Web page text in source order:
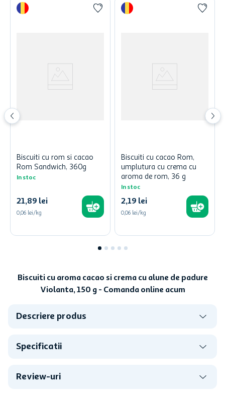
Biscuiti cu rom si cacao
Rom Sandwich, 360g
In stoc
21,89 lei
0,06 lei/kg
Biscuiti cu cacao Rom,
umplutura cu crema cu
aroma de rom, 36 g
In stoc
2,19 lei
0,06 lei/kg
Biscuiti cu aroma cacao si crema cu alune de padure
Violanta, 150 g - Comanda online acum
Descriere produs
Specificatii
Review-uri